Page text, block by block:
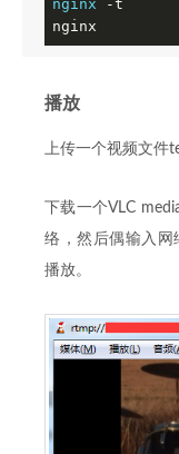
nginx -t
nginx
播放
上传一个视频文件
下载一个VLC
络，然后偶输入网
播放。